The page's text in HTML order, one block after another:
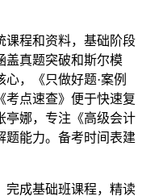
课程和资料，基础阶段
盖真题突破和斯尔模
，《只做好题·案例
考点速查》便于快速复
亭娜，专注《高级会计
题能力。备考时间表建
完成基础班课程，精读